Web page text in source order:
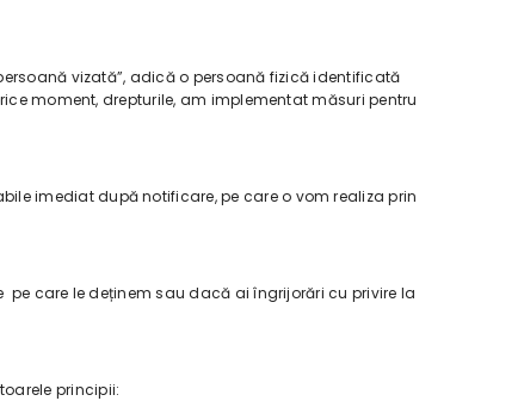
vizată”, adică o persoană fizică identificată
moment, drepturile, am implementat măsuri pentru
imediat după notificare, pe care o vom realiza prin
pe care le deținem sau dacă ai îngrijorări cu privire la
principii: